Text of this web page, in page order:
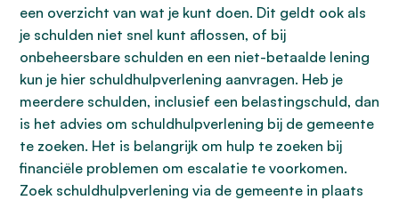
een overzicht van wat je kunt doen. Dit geldt ook als
je schulden niet snel kunt aflossen, of bij
onbeheersbare schulden en een niet-betaalde lening
kun je hier schuldhulpverlening aanvragen. Heb je
meerdere schulden, inclusief een belastingschuld, dan
is het advies om schuldhulpverlening bij de gemeente
te zoeken. Het is belangrijk om hulp te zoeken bij
financiële problemen om escalatie te voorkomen.
Zoek schuldhulpverlening via de gemeente in plaats